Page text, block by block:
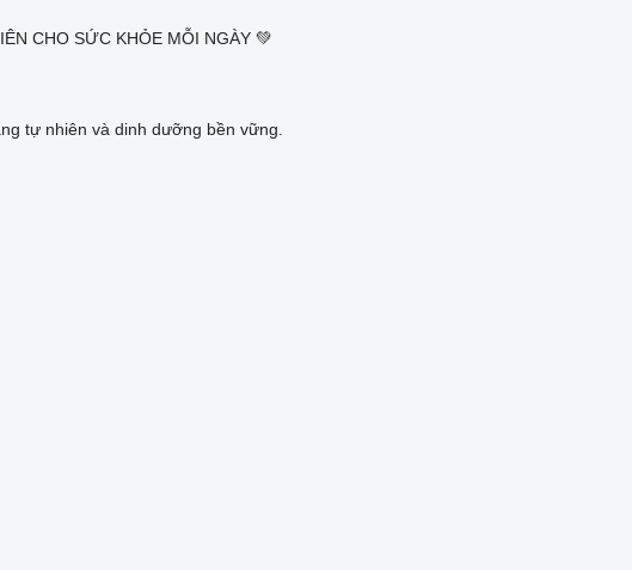
CHO SỨC KHỎE MỖI NGÀY 💚
tự nhiên và dinh dưỡng bền vững.